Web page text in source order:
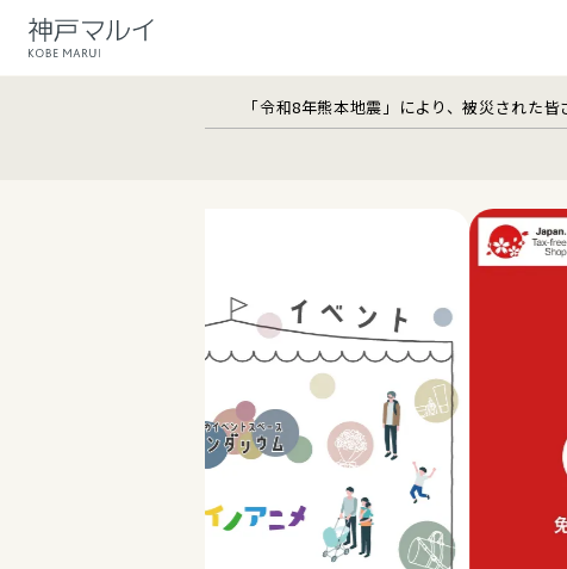
「令和8年熊本地震」により、被災された